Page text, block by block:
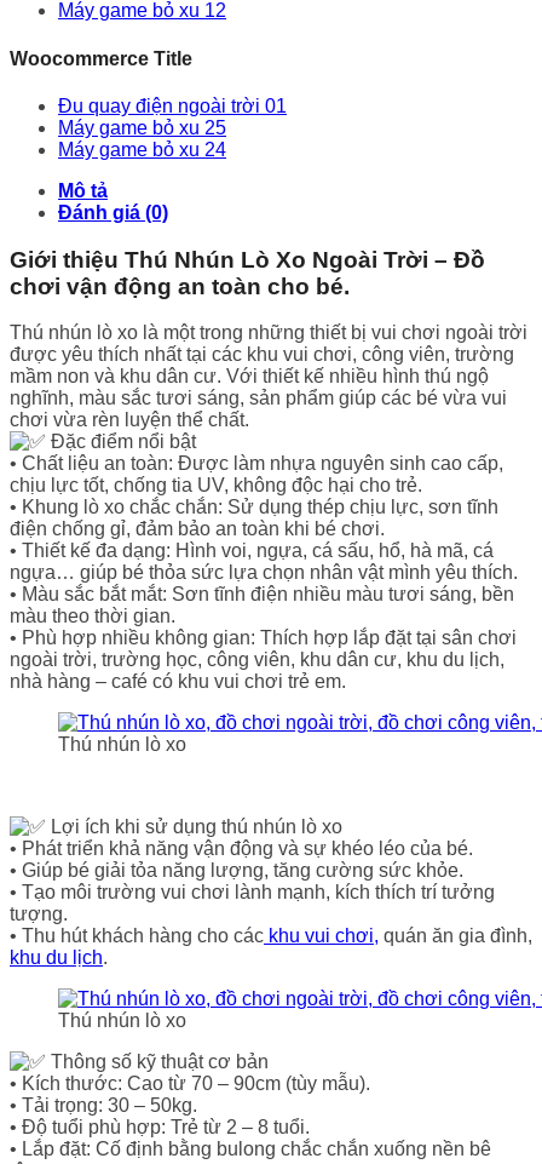
Máy game bỏ xu 12
Woocommerce Title
Đu quay điện ngoài trời 01
Máy game bỏ xu 25
Máy game bỏ xu 24
Mô tả
Đánh giá (0)
Giới thiệu Thú Nhún Lò Xo Ngoài Trời – Đồ
chơi vận động an toàn cho bé.
Thú nhún lò xo là một trong những thiết bị vui chơi ngoài trời
được yêu thích nhất tại các khu vui chơi, công viên, trường
mầm non và khu dân cư. Với thiết kế nhiều hình thú ngộ
nghĩnh, màu sắc tươi sáng, sản phẩm giúp các bé vừa vui
chơi vừa rèn luyện thể chất.
Đặc điểm nổi bật
• Chất liệu an toàn: Được làm nhựa nguyên sinh cao cấp,
chịu lực tốt, chống tia UV, không độc hại cho trẻ.
• Khung lò xo chắc chắn: Sử dụng thép chịu lực, sơn tĩnh
điện chống gỉ, đảm bảo an toàn khi bé chơi.
• Thiết kế đa dạng: Hình voi, ngựa, cá sấu, hổ, hà mã, cá
ngựa… giúp bé thỏa sức lựa chọn nhân vật mình yêu thích.
• Màu sắc bắt mắt: Sơn tĩnh điện nhiều màu tươi sáng, bền
màu theo thời gian.
• Phù hợp nhiều không gian: Thích hợp lắp đặt tại sân chơi
ngoài trời, trường học, công viên, khu dân cư, khu du lịch,
nhà hàng – café có khu vui chơi trẻ em.
Thú nhún lò xo
Lợi ích khi sử dụng thú nhún lò xo
• Phát triển khả năng vận động và sự khéo léo của bé.
• Giúp bé giải tỏa năng lượng, tăng cường sức khỏe.
• Tạo môi trường vui chơi lành mạnh, kích thích trí tưởng
tượng.
• Thu hút khách hàng cho các khu vui chơi, quán ăn gia đình,
khu du lịch.
Thú nhún lò xo
Thông số kỹ thuật cơ bản
• Kích thước: Cao từ 70 – 90cm (tùy mẫu).
• Tải trọng: 30 – 50kg.
• Độ tuổi phù hợp: Trẻ từ 2 – 8 tuổi.
• Lắp đặt: Cố định bằng bulong chắc chắn xuống nền bê